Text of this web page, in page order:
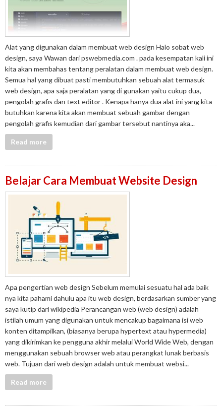
Alat yang digunakan dalam membuat web design Halo sobat web
design, saya Wawan dari pswebmedia.com . pada kesempatan kali ini
kita akan membahas tentang peralatan dalam membuat web design.
Semua hal yang dibuat pasti membutuhkan sebuah alat termasuk
web design, apa saja peralatan yang di gunakan yaitu cukup dua,
pengolah grafis dan text editor . Kenapa hanya dua alat ini yang kita
butuhkan karena kita akan membuat sebuah gambar dengan
pengolah grafis kemudian dari gambar tersebut nantinya aka...
Read more
Belajar Cara Membuat Website Design
Apa pengertian web design Sebelum memulai sesuatu hal ada baik
nya kita pahami dahulu apa itu web design, berdasarkan sumber yang
saya kutip dari wikipedia Perancangan web (web design) adalah
istilah umum yang digunakan untuk mencakup bagaimana isi web
konten ditampilkan, (biasanya berupa hypertext atau hypermedia)
yang dikirimkan ke pengguna akhir melalui World Wide Web, dengan
menggunakan sebuah browser web atau perangkat lunak berbasis
web. Tujuan dari web design adalah untuk membuat websi...
Read more